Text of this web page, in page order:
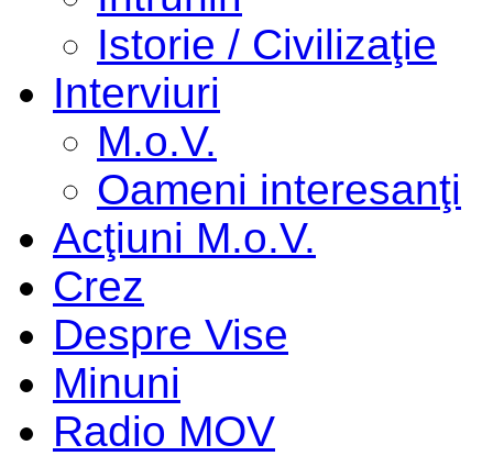
Istorie / Civilizaţie
Interviuri
M.o.V.
Oameni interesanţi
Acţiuni M.o.V.
Crez
Despre Vise
Minuni
Radio MOV